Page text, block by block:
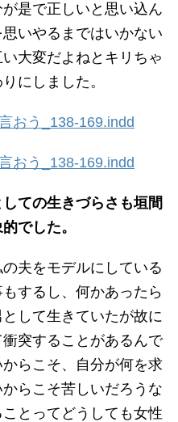
是で正しいと思い込ん
いやるまではいかない
大変だよねとキリちゃ
にしました。
ての生きづらさも垣間
でした。
夫をモデルにしている
するし、何かあったら
して生きていたが故に
突することがあるんで
らこそ、自分が何を求
らこそ苦しいだろうな
とってどうしても女性